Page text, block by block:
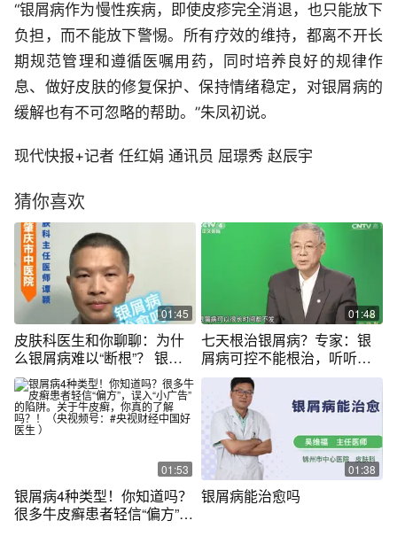
“银屑病作为慢性疾病，即使皮疹完全消退，也只能放下
负担，而不能放下警惕。所有疗效的维持，都离不开长
期规范管理和遵循医嘱用药，同时培养良好的规律作
息、做好皮肤的修复保护、保持情绪稳定，对银屑病的
缓解也有不可忽略的帮助。”朱凤初说。
现代快报+记者 任红娟 通讯员 屈璟秀 赵辰宇
猜你喜欢
01:45
皮肤科医生和你聊聊：为什
么银屑病难以“断根”？ 银屑
病是一种目前还没有方法“彻
底治愈”的慢性复发性皮肤
病。 这是为什么？ 今天我们
来简单聊聊这个“银屑病为什
健康创作训练营 #抖出健康知
识宝藏 #医学科普 #银屑病 #
皮肤科医生谭颖
01:48
七天根治银屑病？专家：银
屑病可控不能根治，听听他
的理由
01:53
银屑病4种类型！你知道吗？
很多牛皮癣患者轻信“偏方”，
01:38
银屑病能治愈吗